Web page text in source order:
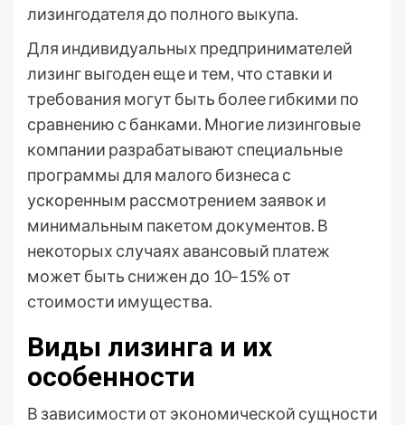
лизингодателя до полного выкупа.
Для индивидуальных предпринимателей
лизинг выгоден еще и тем, что ставки и
требования могут быть более гибкими по
сравнению с банками. Многие лизинговые
компании разрабатывают специальные
программы для малого бизнеса с
ускоренным рассмотрением заявок и
минимальным пакетом документов. В
некоторых случаях авансовый платеж
может быть снижен до 10–15% от
стоимости имущества.
Виды лизинга и их
особенности
В зависимости от экономической сущности